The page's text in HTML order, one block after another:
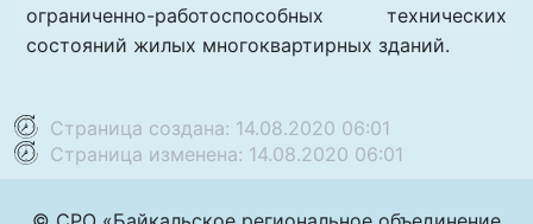
ограниченно-работоспособных технических
состояний жилых многоквартирных зданий.
Страница создана: 14.08.2020 06:01
Страница изменена: 14.08.2020 06:01